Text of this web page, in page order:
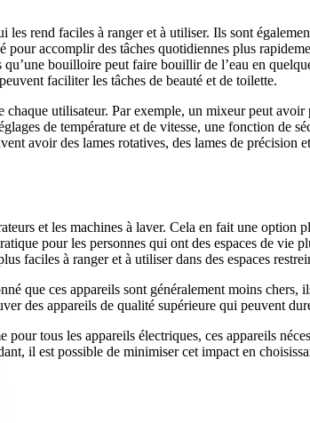
rend faciles à ranger et à utiliser. Ils sont
accomplir des tâches quotidiennes plus
bouilloire peut faire bouillir de l’eau en
faciliter les tâches de beauté et de toilette.
utilisateur. Par exemple, un mixeur peut avoir
de température et de vitesse, une fonction de
avoir des lames rotatives, des lames de précision
et les machines à laver. Cela en fait une option
pour les personnes qui ont des espaces de vie
faciles à ranger et à utiliser dans des espaces
que ces appareils sont généralement moins chers,
des appareils de qualité supérieure qui peuvent
tous les appareils électriques, ces appareils
il est possible de minimiser cet impact en